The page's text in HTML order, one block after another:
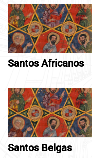
Santos Africanos
Santos Belgas